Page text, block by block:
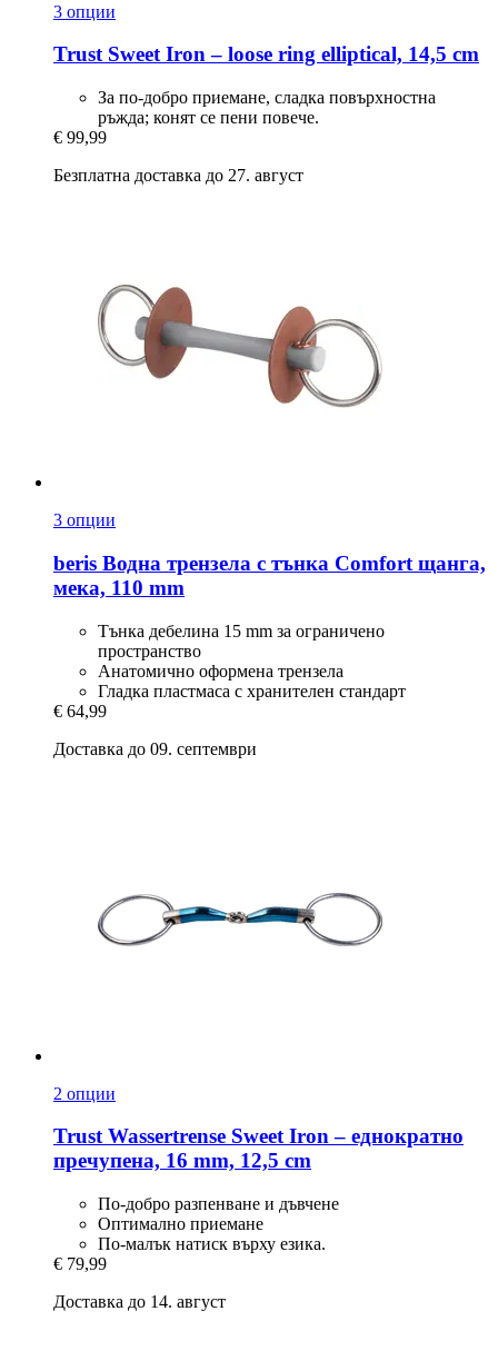
3 опции
TrustSweet Iron – loose ring elliptical, 14,5 cm
За по-добро приемане, сладка повърхностна
ръжда; конят се пени повече.
€ 99,99
Безплатна доставка до 27. август
3 опции
beris Водна трензела с тънка Comfort щанга,
мека, 110 mm
Тънка дебелина 15 mm за ограничено
пространство
Анатомично оформена трензела
Гладка пластмаса с хранителен стандарт
€ 64,99
Доставка до 09. септември
2 опции
TrustWassertrense Sweet Iron – еднократно
пречупена, 16 mm, 12,5 cm
По-добро разпенване и дъвчене
Оптимално приемане
По-малък натиск върху езика.
€ 79,99
Доставка до 14. август